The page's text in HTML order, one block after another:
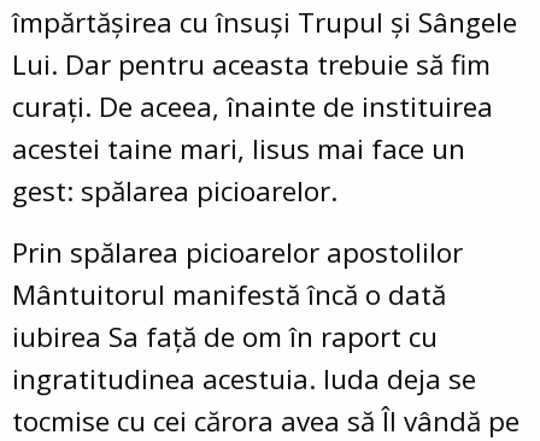
împărtăşirea cu însuşi Trupul şi Sângele
Lui. Dar pentru aceasta trebuie să fim
curaţi. De aceea, înainte de instituirea
acestei taine mari, Iisus mai face un
gest: spălarea picioarelor.
Prin spălarea picioarelor apostolilor
Mântuitorul manifestă încă o dată
iubirea Sa faţă de om în raport cu
ingratitudinea acestuia. Iuda deja se
tocmise cu cei cărora avea să Îl vândă pe